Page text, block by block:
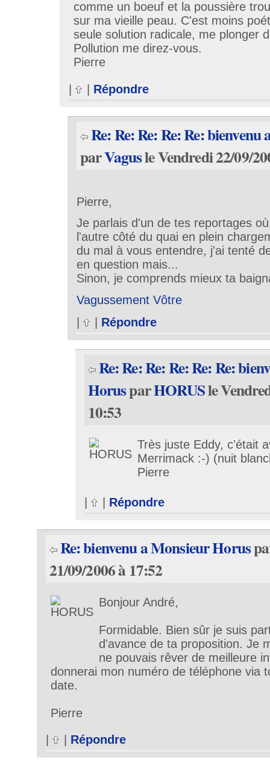
comme un boeuf et la poussière
sur ma vieille peau. C'est moins
seule solution radicale, me plonger
Pollution me direz-vous.
Pierre
Répondre
Re: Re: Re: Re: Re:
parVagusle Vendredi 22/09/
Pierre,
Je parlais d'un de tes reportages
l'autre côté du quai en plein
du mal à vous entendre, j'ai tenté
en question mais...
Sinon, je comprends mieux ta
Vagussement Vôtre
Répondre
Re: Re: Re: Re: Re: Re:
HorusparHORUSle
10:53
Très juste Eddy, c'était
Merrimack :-) (nuit
Pierre
Répondre
Re: bienvenu a Monsieur Horus
21/09/2006 à 17:52
Bonjour André,
Formidable. Bien sûr je suis
d'avance de ta proposition. Je
ne pouvais rêver de meilleure
donnerai mon numéro de téléphone via
date.
Pierre
Répondre